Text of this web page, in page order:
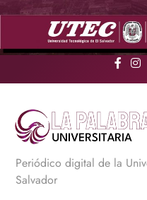
Saltar
La Palabra
Periódico digital de la
Salvador